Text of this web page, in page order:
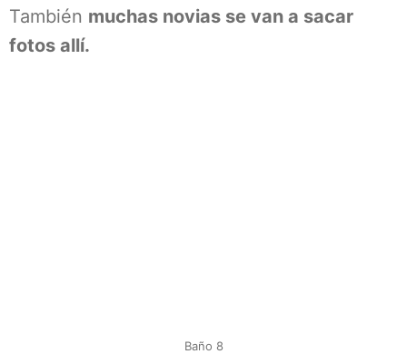
También muchas novias se van a sacar
fotos allí.
Baño 8